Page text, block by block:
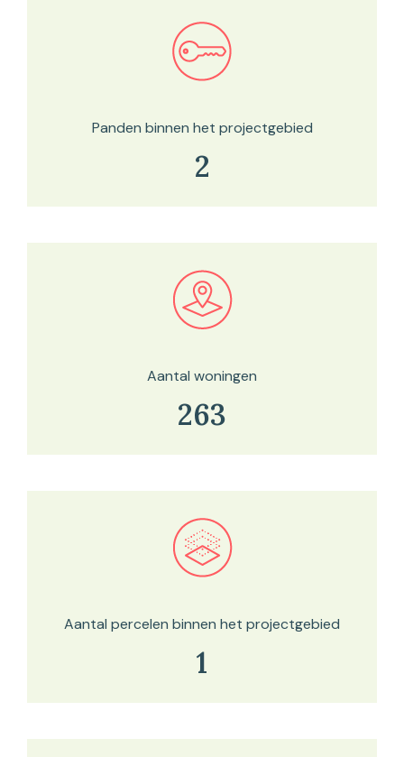
Bekijk in onze kaartviewer
Panden binnen het projectgebied
2
Bekijk in onze kaartviewer
Aantal woningen
263
Bekijk in onze kaartviewer
Aantal percelen binnen het projectgebied
1